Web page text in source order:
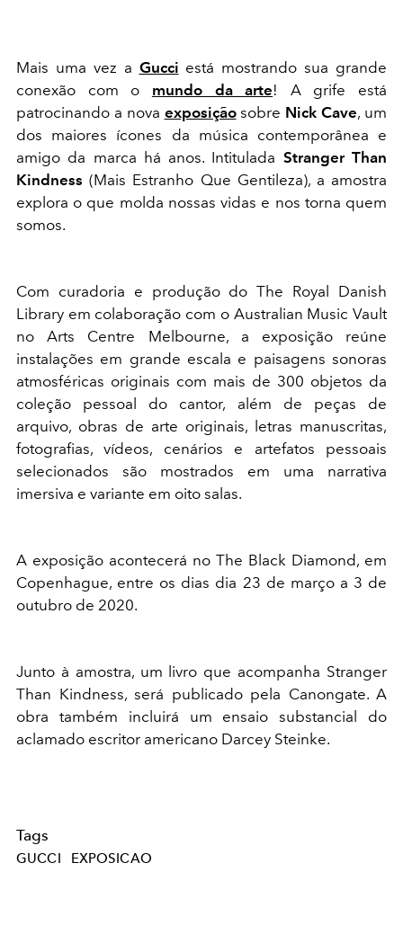
Mais uma vez a Gucci está mostrando sua grande
conexão com o mundo da arte! A grife está
patrocinando a nova exposiçãosobre Nick Cave, um
dos maiores ícones da música contemporânea e
amigo da marca há anos. Intitulada Stranger Than
Kindness (Mais Estranho Que Gentileza), a amostra
explora o que molda nossas vidas e nos torna quem
somos.
Com curadoria e produção do The Royal Danish
Library em colaboração com o Australian Music Vault
no Arts Centre Melbourne, a exposição reúne
instalações em grande escala e paisagens sonoras
atmosféricas originais com mais de 300 objetos da
coleção pessoal do cantor, além de peças de
arquivo, obras de arte originais, letras manuscritas,
fotografias, vídeos, cenários e artefatos pessoais
selecionados são mostrados em uma narrativa
imersiva e variante em oito salas.
A exposição acontecerá no The Black Diamond, em
Copenhague, entre os dias dia 23 de março a 3 de
outubro de 2020.
Junto à amostra, um livro que acompanha Stranger
Than Kindness, será publicado pela Canongate. A
obra também incluirá um ensaio substancial do
aclamado escritor americano Darcey Steinke.
Tags
GUCCI EXPOSICAO